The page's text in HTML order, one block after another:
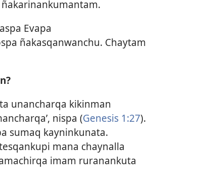
Evapa
ñakasqanwanchu. Chaytam
unancharqa kikinman
nispa (Genesis 1:27).
sumaq kayninkunata.
mana chaynalla
imam ruranankuta